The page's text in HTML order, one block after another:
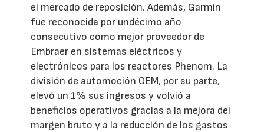
el mercado de reposición. Además, Garmin
fue reconocida por undécimo año
consecutivo como mejor proveedor de
Embraer en sistemas eléctricos y
electrónicos para los reactores Phenom. La
división de automoción OEM, por su parte,
elevó un 1% sus ingresos y volvió a
beneficios operativos gracias a la mejora del
margen bruto y a la reducción de los gastos